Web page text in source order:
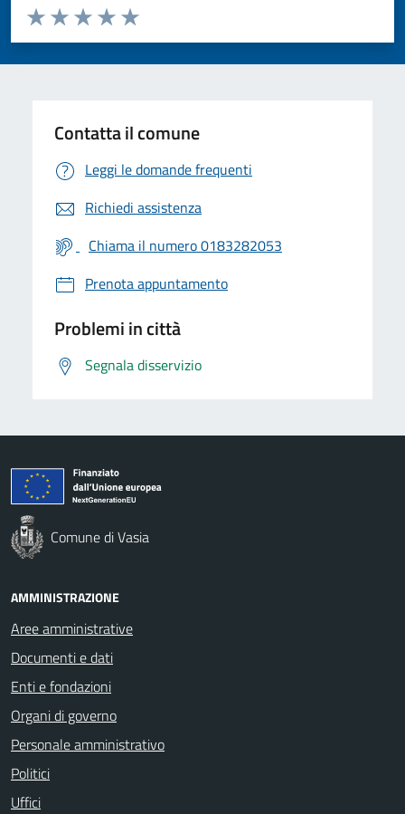
Valuta da 1 a 5 stelle la pagina
Valuta 5 stelle su 5
Valuta 4 stelle su 5
Valuta 3 stelle su 5
Valuta 2 stelle su 5
Valuta 1 stelle su 5
Contatta il comune
Leggi le domande frequenti
Richiedi assistenza
Chiama il numero 0183282053
Prenota appuntamento
Problemi in città
Segnala disservizio
Comune di Vasia
AMMINISTRAZIONE
Aree amministrative
Documenti e dati
Enti e fondazioni
Organi di governo
Personale amministrativo
Politici
Uffici